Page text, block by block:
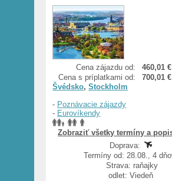
Cena zájazdu od:
460,01 €
Cena s príplatkami od:
700,01 €
Švédsko,Stockholm
- Poznávacie zájazdy
- Eurovíkendy
Zobraziť všetky termíny a
Doprava:
Termíny od: 28.08., 4
Strava: raňajky
odlet: Viedeň